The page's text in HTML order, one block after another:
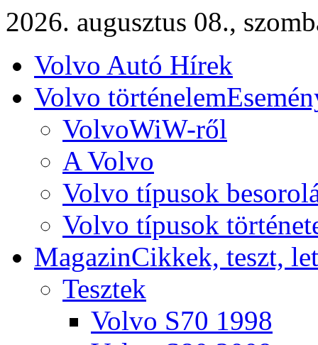
2026. augusztus 08.,
Volvo Autó Hírek
Volvo történelem
VolvoWiW-ről
A Volvo
Volvo típusok
Volvo típusok
MagazinCikkek, teszt,
Tesztek
Volvo S70 1998